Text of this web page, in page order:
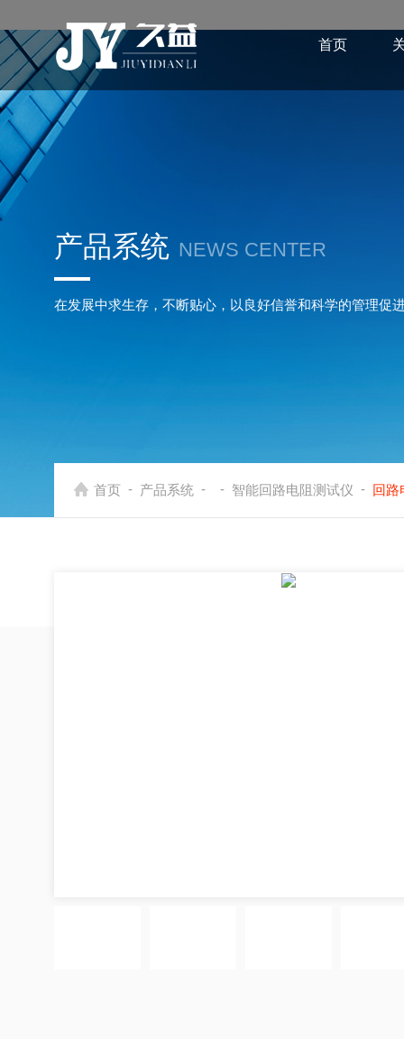
首页
产品系统 NEWS CENTER
在发展中求生存，不断贴心，以良好信誉和科学的管理促
首页 - 产品系统 - - 智能回路电阻测试仪 - 回路